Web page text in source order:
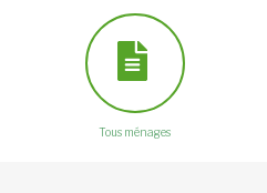
Tous ménages